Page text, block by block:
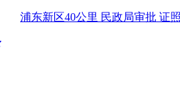
浦东新区40公里 民政局审批 证